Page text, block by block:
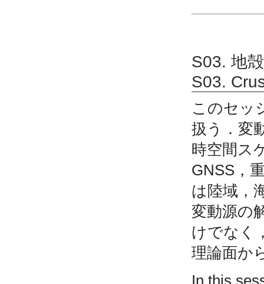
S03. 地
S03.
このセッ
扱う．変
時空間ス
GNSS，
は陸域，
変動源の
けでなく
理論面か
In this